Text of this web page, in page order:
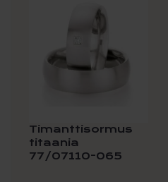
Timanttisormus
titaania
77/07110-065